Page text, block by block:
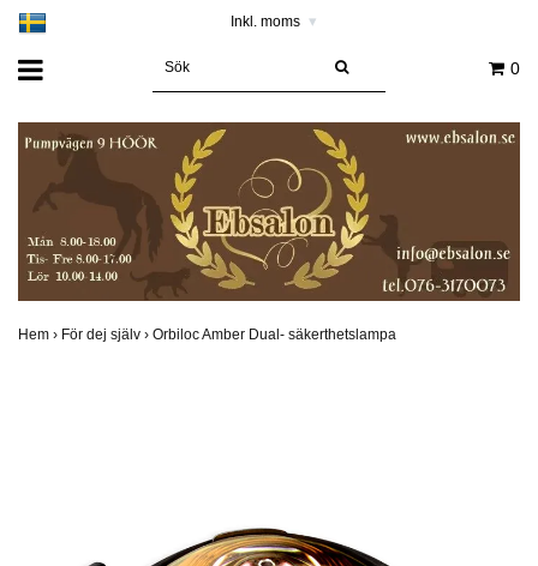
Inkl. moms ▾
0
Hem › För dej själv › Orbiloc Amber Dual- säkerthetslampa